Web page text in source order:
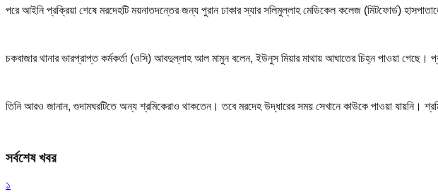
পরে আইনি প্রক্রিয়া শেষে মরদেহটি ময়নাতদন্তের জন্য পুরান ঢাকার স্যার সলিমুল্লাহ মেডিকেল কলেজ (মিটফোর্ড)
চকবাজার থানার ভারপ্রাপ্ত কর্মকর্তা (ওসি) আবদুল্লাহ আল মামুন বলেন, ইউনুস মিয়ার মাথায় আঘাতের চিহ্ন পাওয়া গেছে।
তিনি আরও জানান, গুদামঘরটিতে অন্য শ্রমিকেরাও থাকতেন। তবে মরদেহ উদ্ধারের সময় সেখানে কাউকে পাওয়া যায়নি।
সর্বশেষ খবর
১